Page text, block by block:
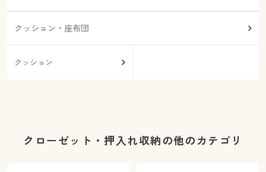
クッション・座布団
クッション
クローゼット・押入れ収納の他のカテゴリ